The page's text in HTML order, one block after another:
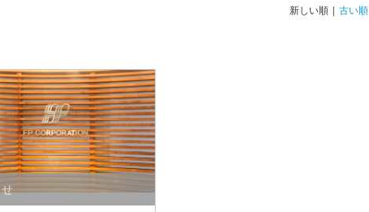
新しい順 |古い順